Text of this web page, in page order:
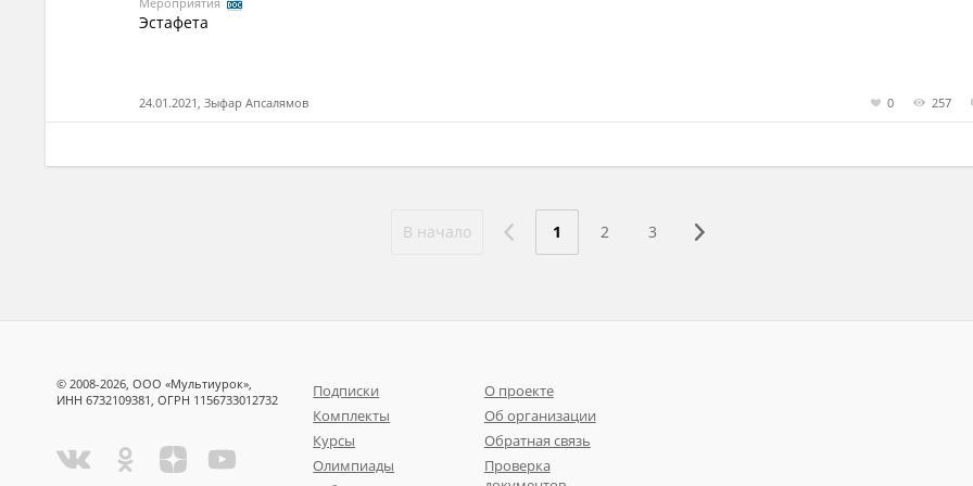
Эстафета
24.01.2021, Зыфар Апсалямов 0 257
В начало 1 2 3
© 2008-2026, ООО «Мультиурок»,
ИНН 6732109381, ОГРН 1156733012732
Подписки
Комплекты
Курсы
Олимпиады
О проекте
Об организации
Обратная связь
Проверка